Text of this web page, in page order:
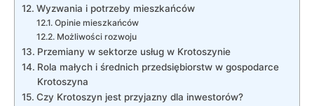
Wyzwania i potrzeby mieszkańców
Opinie mieszkańców
Możliwości rozwoju
Przemiany w sektorze usług w Krotoszynie
Rola małych i średnich przedsiębiorstw w gospodarce
Krotoszyna
Czy Krotoszyn jest przyjazny dla inwestorów?